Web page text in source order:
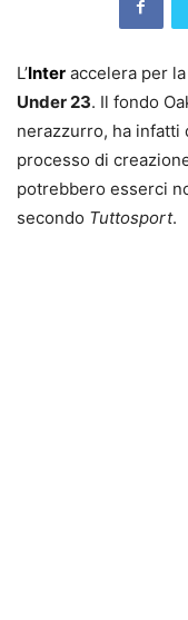
L’Inter accelera per
Under 23. Il fondo
nerazzurro, ha infatti
processo di
potrebbero esserci
secondo Tuttosport.